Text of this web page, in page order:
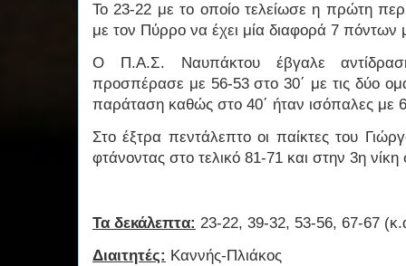
Το 23-22 με το οποίο τελείωσε η πρώτη
με τον Πύρρο να έχει μία διαφορά 7
Ο Π.Α.Σ. Ναυπάκτου έβγαλε
προσπέρασε με 56-53 στο 30΄ με τις δύο
παράταση καθώς στο 40΄ ήταν ισόπαλες με
Στο έξτρα πεντάλεπτο οι παίκτες του
φτάνοντας στο τελικό 81-71 και στην 3η
Τα δεκάλεπτα: 23-22, 39-32, 53-56, 67-67
Διαιτητές: Καννής-Πλιάκος